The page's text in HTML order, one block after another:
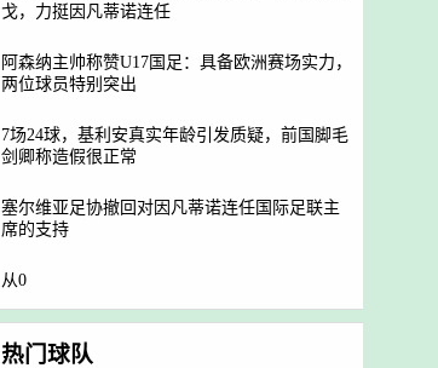
戈，力挺因凡蒂诺连任
阿森纳主帅称赞U17国足：具备欧洲赛场实力，
两位球员特别突出
7场24球，基利安真实年龄引发质疑，前国脚毛
剑卿称造假很正常
塞尔维亚足协撤回对因凡蒂诺连任国际足联主
席的支持
从0
热门球队